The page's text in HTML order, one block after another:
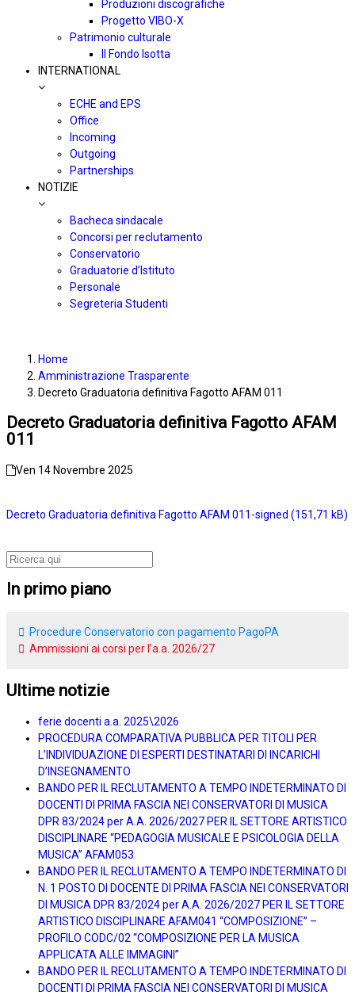
Produzioni discografiche
Progetto VIBO-X
Patrimonio culturale
Il Fondo Isotta
INTERNATIONAL
ECHE and EPS
Office
Incoming
Outgoing
Partnerships
NOTIZIE
Bacheca sindacale
Concorsi per reclutamento
Conservatorio
Graduatorie d’Istituto
Personale
Segreteria Studenti
Home
Amministrazione Trasparente
Decreto Graduatoria definitiva Fagotto AFAM 011
Decreto Graduatoria definitiva Fagotto AFAM
011
Ven 14 Novembre 2025
Decreto Graduatoria definitiva Fagotto AFAM 011-signed
In primo piano
Procedure Conservatorio con pagamento PagoPA
Ammissioni ai corsi per l’a.a. 2026/27
Ultime notizie
ferie docenti a.a. 2025\2026
PROCEDURA COMPARATIVA PUBBLICA PER TITOLI PER
L’INDIVIDUAZIONE DI ESPERTI DESTINATARI DI INCARICHI
D’INSEGNAMENTO
BANDO PER IL RECLUTAMENTO A TEMPO INDETERMINATO DI
DOCENTI DI PRIMA FASCIA NEI CONSERVATORI DI MUSICA
DPR 83/2024 per A.A. 2026/2027 PER IL SETTORE ARTISTICO
DISCIPLINARE “PEDAGOGIA MUSICALE E PSICOLOGIA DELLA
MUSICA” AFAM053
BANDO PER IL RECLUTAMENTO A TEMPO INDETERMINATO DI
N. 1 POSTO DI DOCENTE DI PRIMA FASCIA NEI CONSERVATORI
DI MUSICA DPR 83/2024 per A.A. 2026/2027 PER IL SETTORE
ARTISTICO DISCIPLINARE AFAM041 “COMPOSIZIONE” –
PROFILO CODC/02 “COMPOSIZIONE PER LA MUSICA
APPLICATA ALLE IMMAGINI”
BANDO PER IL RECLUTAMENTO A TEMPO INDETERMINATO DI
DOCENTI DI PRIMA FASCIA NEI CONSERVATORI DI MUSICA